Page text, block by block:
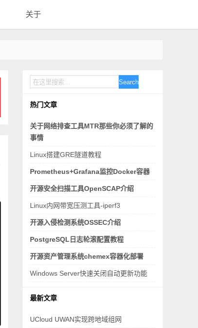
关于
Search
热门文章
关于网络排查工具MTR那些你必须了解的
事情
Linux搭建GRE隧道教程
Prometheus+Grafana监控Docker容器
开源安全扫描工具OpenSCAP介绍
Linux内网带宽压测工具-iperf3
开源入侵检测系统OSSEC介绍
PostgreSQL日志轮滚配置教程
开源资产管理系统chemex容器化部署
Windows Server快速关闭自动更新功能
最新文章
UCloud UWAN实现跨地域组网